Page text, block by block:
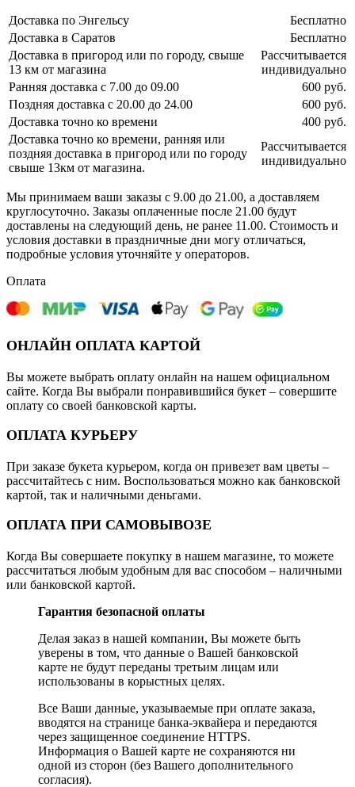
Доставка по Энгельсу
Бесплатно
Доставка в Саратов
Бесплатно
Доставка в пригород или по городу, свыше
13 км от магазина
Рассчитывается
индивидуально
Ранняя доставка с 7.00 до 09.00
600 руб.
Поздняя доставка с 20.00 до 24.00
600 руб.
Доставка точно ко времени
400 руб.
Доставка точно ко времени, ранняя или
поздняя доставка в пригород или по городу
свыше 13км от магазина.
Рассчитывается
индивидуально
Мы принимаем ваши заказы с 9.00 до 21.00, а доставляем
круглосуточно. Заказы оплаченные после 21.00 будут
доставлены на следующий день, не ранее 11.00. Стоимость и
условия доставки в праздничные дни могу отличаться,
подробные условия уточняйте у операторов.
Оплата
ОНЛАЙН ОПЛАТА КАРТОЙ
Вы можете выбрать оплату онлайн на нашем официальном
сайте. Когда Вы выбрали понравившийся букет – совершите
оплату со своей банковской карты.
ОПЛАТА КУРЬЕРУ
При заказе букета курьером, когда он привезет вам цветы –
рассчитайтесь с ним. Воспользоваться можно как банковской
картой, так и наличными деньгами.
ОПЛАТА ПРИ САМОВЫВОЗЕ
Когда Вы совершаете покупку в нашем магазине, то можете
рассчитаться любым удобным для вас способом – наличными
или банковской картой.
Гарантия безопасной оплаты
Делая заказ в нашей компании, Вы можете быть
уверены в том, что данные о Вашей банковской
карте не будут переданы третьим лицам или
использованы в корыстных целях.
Все Ваши данные, указываемые при оплате заказа,
вводятся на странице банка-эквайера и передаются
через защищенное соединение HTTPS.
Информация о Вашей карте не сохраняются ни
одной из сторон (без Вашего дополнительного
согласия).